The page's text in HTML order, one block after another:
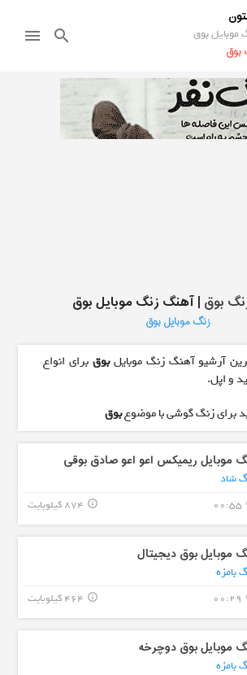
موبایل بوق
بوق
search
menu
بوق | آهنگ زنگ موبایل بوق
زنگ موبایل بوق
آرشیو آهنگ زنگ موبایلبوق برای انواع
و اپل.
برای زنگ گوشی با موضوعبوق
موبایل ریمیکس اعو اعو صادق بوقی
شاد
00:55 874 کیلوبایت info_outline
موبایل بوق دیجیتال
بامزه
00:29 464 کیلوبایت info_outline
موبایل بوق دوچرخه
بامزه